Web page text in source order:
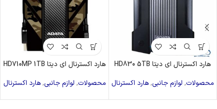
هارد اکسترنال ای دیتا HD830 5TB
محصولات, لوازم جانبی,هارد اکسترنال
هارد اکسترنال ای دیتا HD710MP 1TB
محصولات, لوازم جانبی,هارد اکسترنال